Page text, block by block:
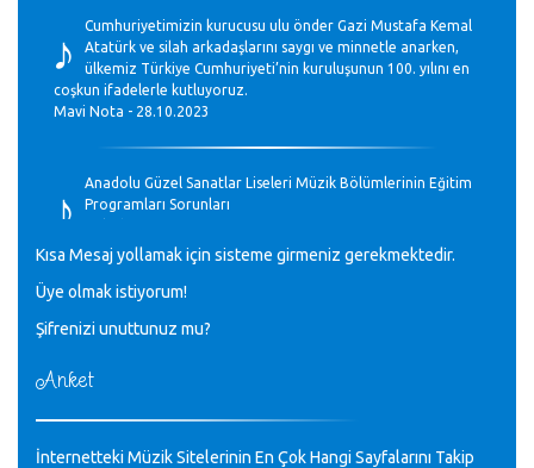
♪
Cumhuriyetimizin kurucusu ulu önder Gazi Mustafa Kemal
Atatürk ve silah arkadaşlarını saygı ve minnetle anarken,
ülkemiz Türkiye Cumhuriyeti’nin kuruluşunun 100. yılını en
coşkun ifadelerle kutluyoruz.
Mavi Nota - 28.10.2023
♪
Anadolu Güzel Sanatlar Liseleri Müzik Bölümlerinin Eğitim
Programları Sorunları
♪
GEÇMİŞ OLSUN TÜRKİYE!
Mavi Nota - 07.02.2023
♪
30 yıl sonra karşılaşmak çok güzel Kurtuluş, teveccüh
M.Semih Baylan - 08.01.2023
Kısa Mesaj yollamak için sisteme girmeniz gerekmektedir.
Üye olmak istiyorum!
Şifrenizi unuttunuz mu?
Anket
İnternetteki Müzik Sitelerinin En Çok Hangi Sayfalarını Takip